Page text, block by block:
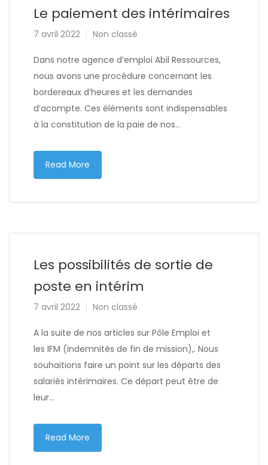
Le paiement des intérimaires
7 avril 2022 Non classé
Dans notre agence d’emploi Abil Ressources,
nous avons une procédure concernant les
bordereaux d’heures et les demandes
d’acompte. Ces éléments sont indispensables
à la constitution de la paie de nos…
Read More
Les possibilités de sortie de
poste en intérim
7 avril 2022 Non classé
A la suite de nos articles sur Pôle Emploi et
les IFM (indemnités de fin de mission),. Nous
souhaitions faire un point sur les départs des
salariés intérimaires. Ce départ peut être de
leur…
Read More